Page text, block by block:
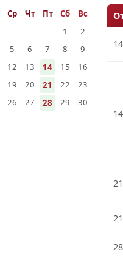
Ср Чт Пт Сб
Вс
1
2
5 6 7 8
9
12 13 14 15
16
19 20 21 22
23
26 27 28 29
30